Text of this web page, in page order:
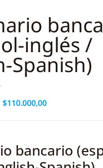
inglés /
Spanish)
$110.000,00
bancario